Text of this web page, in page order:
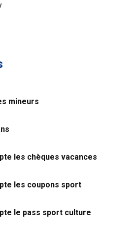
mineurs
s
les chèques vacances
les coupons sport
le pass sport culture